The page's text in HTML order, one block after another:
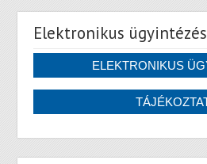
Elektronikus ügyintézés